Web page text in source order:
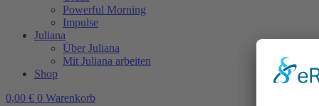
Powerful Morning
Impulse
Juliana
Über Juliana
Mit Juliana arbeiten
Shop
0,00 € 0 Warenkorb